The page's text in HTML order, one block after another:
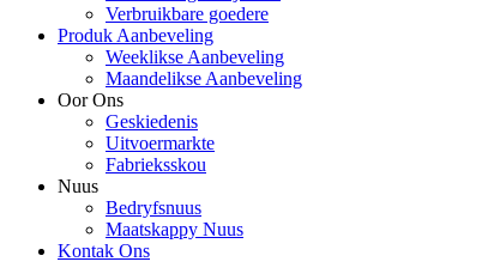
Verbruikbare goedere
Produk Aanbeveling
Weeklikse Aanbeveling
Maandelikse Aanbeveling
Oor Ons
Geskiedenis
Uitvoermarkte
Fabrieksskou
Nuus
Bedryfsnuus
Maatskappy Nuus
Kontak Ons